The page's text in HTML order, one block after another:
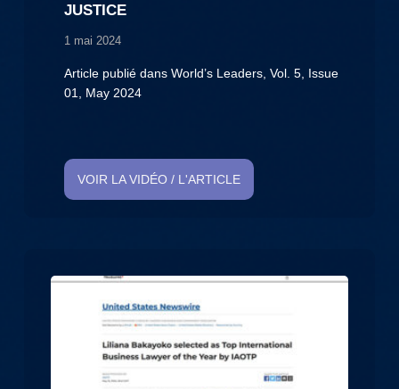
JUSTICE
1 mai 2024
Article publié dans World’s Leaders, Vol. 5, Issue
01, May 2024
VOIR LA VIDÉO / L'ARTICLE